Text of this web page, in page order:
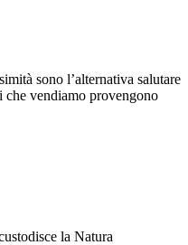
sono l’alternativa salutare
vendiamo provengono
la Natura